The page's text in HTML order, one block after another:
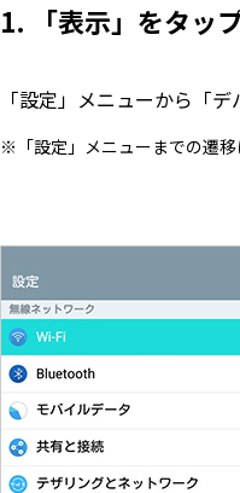
1. 「表示」をタッ
「設定」メニューから「
※「設定」メニューまでの遷